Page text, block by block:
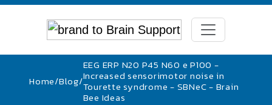
Home/Blog/
EEG ERP N20 P45 N60 e P100 -
Increased sensorimotor noise in
Tourette syndrome - SBNeC - Brain
Bee Ideas